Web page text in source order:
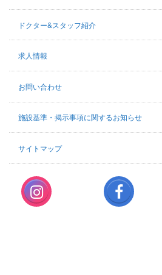
ドクター&スタッフ紹介
求人情報
お問い合わせ
施設基準・掲示事項に関するお知らせ
サイトマップ